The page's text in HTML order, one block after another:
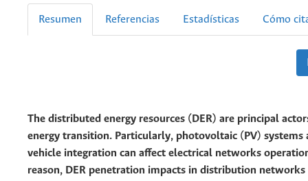
Resumen Referencias Estadísticas Cómo
The distributed energy resources (DER) are principal
energy transition. Particularly, photovoltaic (PV) systems
vehicle integration can affect electrical networks
reason, DER penetration impacts in distribution networks